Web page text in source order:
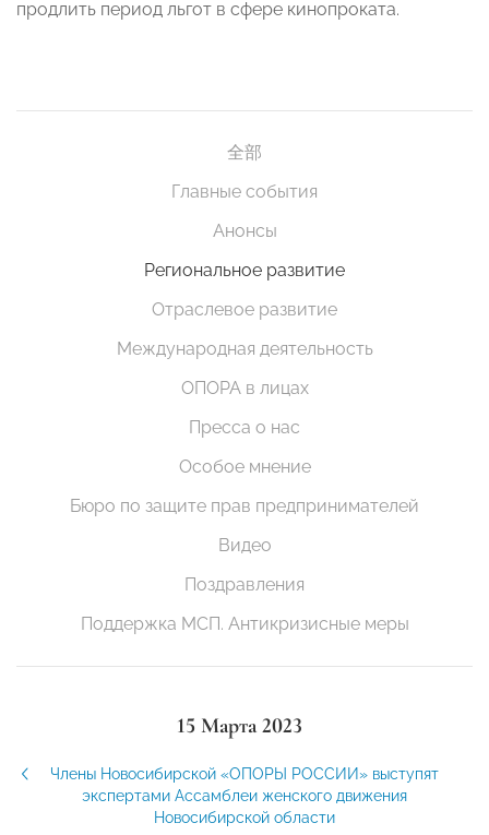
продлить период льгот в сфере кинопроката.
全部
Главные события
Анонсы
Региональное развитие
Отраслевое развитие
Международная деятельность
ОПОРА в лицах
Пресса о нас
Особое мнение
Бюро по защите прав предпринимателей
Видео
Поздравления
Поддержка МСП. Антикризисные меры
15 Марта 2023
Члены Новосибирской «ОПОРЫ РОССИИ» выступят
экспертами Ассамблеи женского движения
Новосибирской области